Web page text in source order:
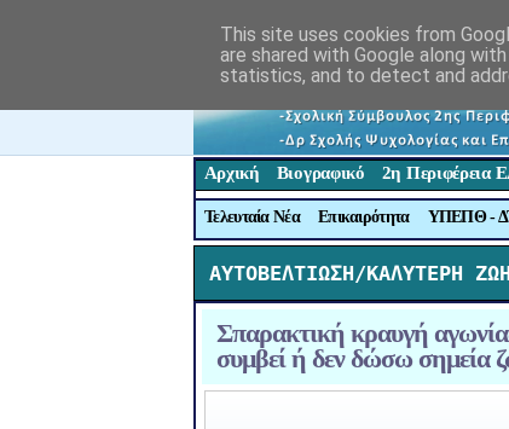
Αρχική Βιογραφικό 2η Περιφέρεια
Τελευταία Νέα Επικαιρότητα ΥΠΕΠΘ -
ΑΥΤΟΒΕΛΤΙΩΣΗ/ΚΑΛΥΤΕΡΗ
Σπαρακτική κραυγή
συμβεί ή δεν δώσω σημεία
This site uses cookies from
are shared with Google along
statistics, and to detect and